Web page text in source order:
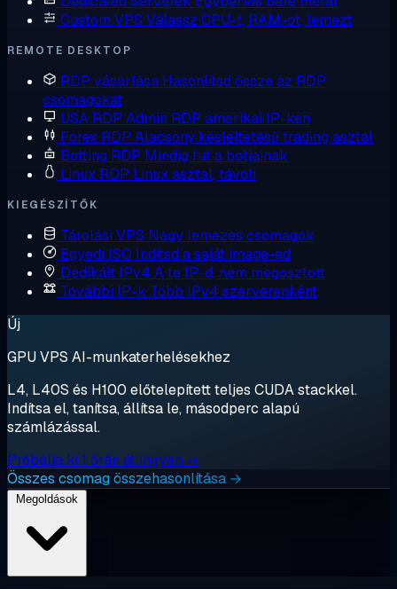
Custom VPS Válassz CPU-t, RAM-ot, lemezt
REMOTE DESKTOP
RDP vásárlása Hasonlítsd össze az RDP
csomagokat
USA RDP Admin RDP amerikai IP-ken
Forex RDP Alacsony késleltetésű trading asztal
Botting RDP Mindig fut a botjainak
Linux RDP Linux asztal, távoli
KIEGÉSZÍTŐK
Tárolási VPS Nagy lemezes csomagok
Egyedi ISO Indítsd a saját image-ed
Dedikált IPv4 A te IP-d, nem megosztott
További IP-k Több IPv4 szerverenként
Új
GPU VPS AI-munkaterhelésekhez
L4, L40S és H100 előtelepített teljes CUDA stackkel.
Indítsa el, tanítsa, állítsa le, másodperc alapú
számlázással.
Próbálja ki 1 órán át ingyen →
Összes csomag összehasonlítása →